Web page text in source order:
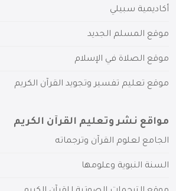
أكاديمية سبيلي
موقع المسلم الجديد
موقع الصلاة في الإسلام
موقع تعليم تفسير وتجويد القرآن الكريم
مواقع نشر وتعليم القرآن الكريم
الجامع لعلوم القرآن وترجماته
السنة النبوية وعلومها